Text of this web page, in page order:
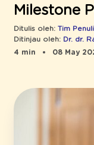
Milestone
Ditulis oleh: Tim
Ditinjau oleh: Dr. dr.
4 min
08 May